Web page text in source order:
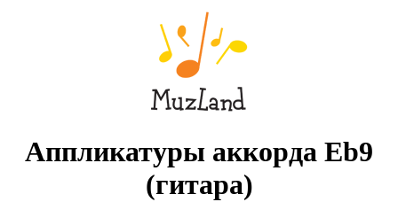
Аппликатуры аккорда Eb9
(гитара)